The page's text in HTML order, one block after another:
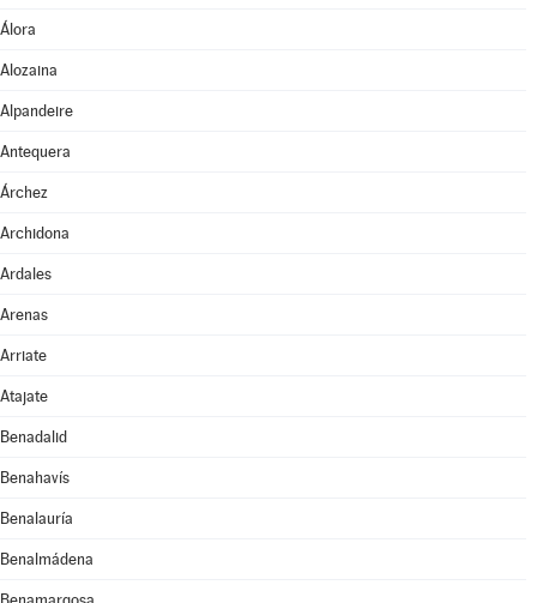
Álora
Alozaina
Alpandeire
Antequera
Árchez
Archidona
Ardales
Arenas
Arriate
Atajate
Benadalid
Benahavís
Benalauría
Benalmádena